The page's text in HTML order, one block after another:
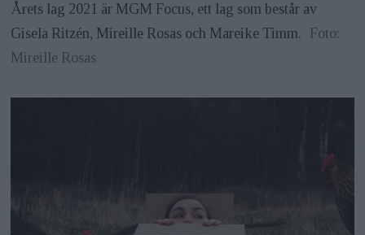
Årets lag 2021 är MGM Focus, ett lag som består av
Gisela Ritzén, Mireille Rosas och Mareike Timm. Foto:
Mireille Rosas